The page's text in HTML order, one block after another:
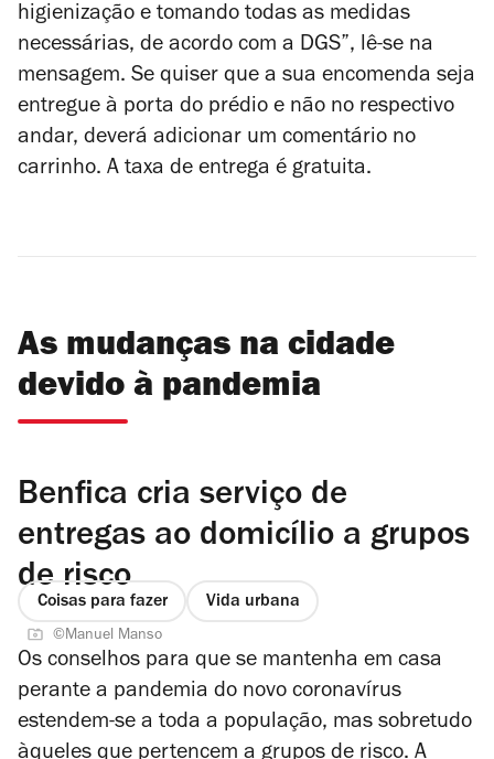
higienização e tomando todas as medidas
necessárias, de acordo com a DGS”, lê-se na
mensagem. Se quiser que a sua encomenda seja
entregue à porta do prédio e não no respectivo
andar, deverá adicionar um comentário no
carrinho. A taxa de entrega é gratuita.
As mudanças na cidade
devido à pandemia
Benfica cria serviço de
entregas ao domicílio a grupos
de risco
Coisas para fazer Vida urbana
©Manuel Manso
Os conselhos para que se mantenha em casa
perante a pandemia do novo coronavírus
estendem-se a toda a população, mas sobretudo
àqueles que pertencem a grupos de risco. A